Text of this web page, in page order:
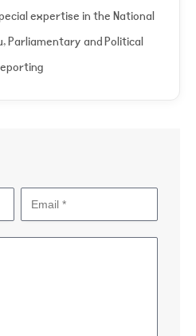
expertise in the National
Parliamentary and Political